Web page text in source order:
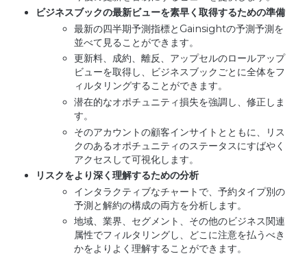
ビジネスブックの最新ビューを素早く取得するための準備
最新の四半期予測指標とGainsightの予測予測を
並べて見ることができます。
更新料、成約、離反、アップセルのロールアップ
ビューを取得し、ビジネスブックごとに全体をフ
ィルタリングすることができます。
潜在的なオポチュニティ損失を強調し、修正しま
す。
そのアカウントの顧客インサイトとともに、リス
クのあるオポチュニティのステータスにすばやく
アクセスして可視化します。
リスクをより深く理解するための分析
インタラクティブなチャートで、予約タイプ別の
予測と解約の構成の両方を分析します。
地域、業界、セグメント、その他のビジネス関連
属性でフィルタリングし、どこに注意を払うべき
かをよりよく理解することができます。